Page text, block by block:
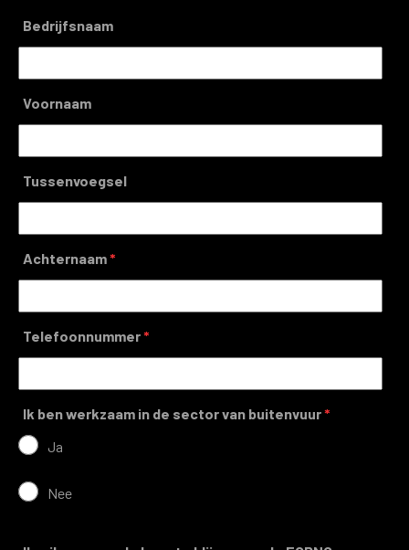
Bedrijfsnaam
Voornaam
Tussenvoegsel
Achternaam*
Telefoonnummer*
Ik ben werkzaam in de sector van buitenvuur*
Ja
Nee